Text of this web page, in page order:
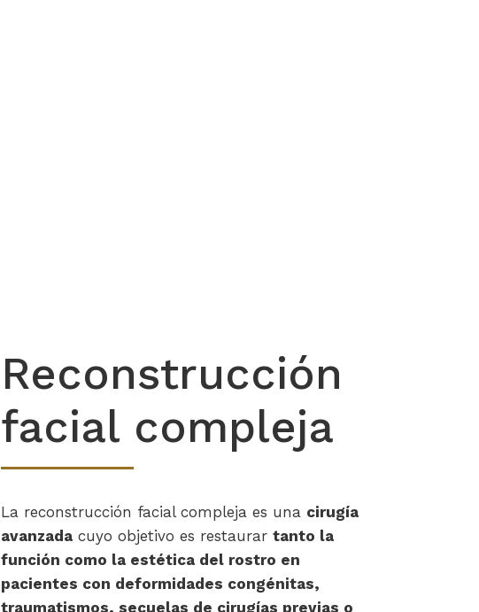
Reconstrucción
facial compleja
La reconstrucción facial compleja es una cirugía
avanzada cuyo objetivo es restaurar tanto la
función como la estética del rostro en
pacientes con deformidades congénitas,
traumatismos, secuelas de cirugías previas o